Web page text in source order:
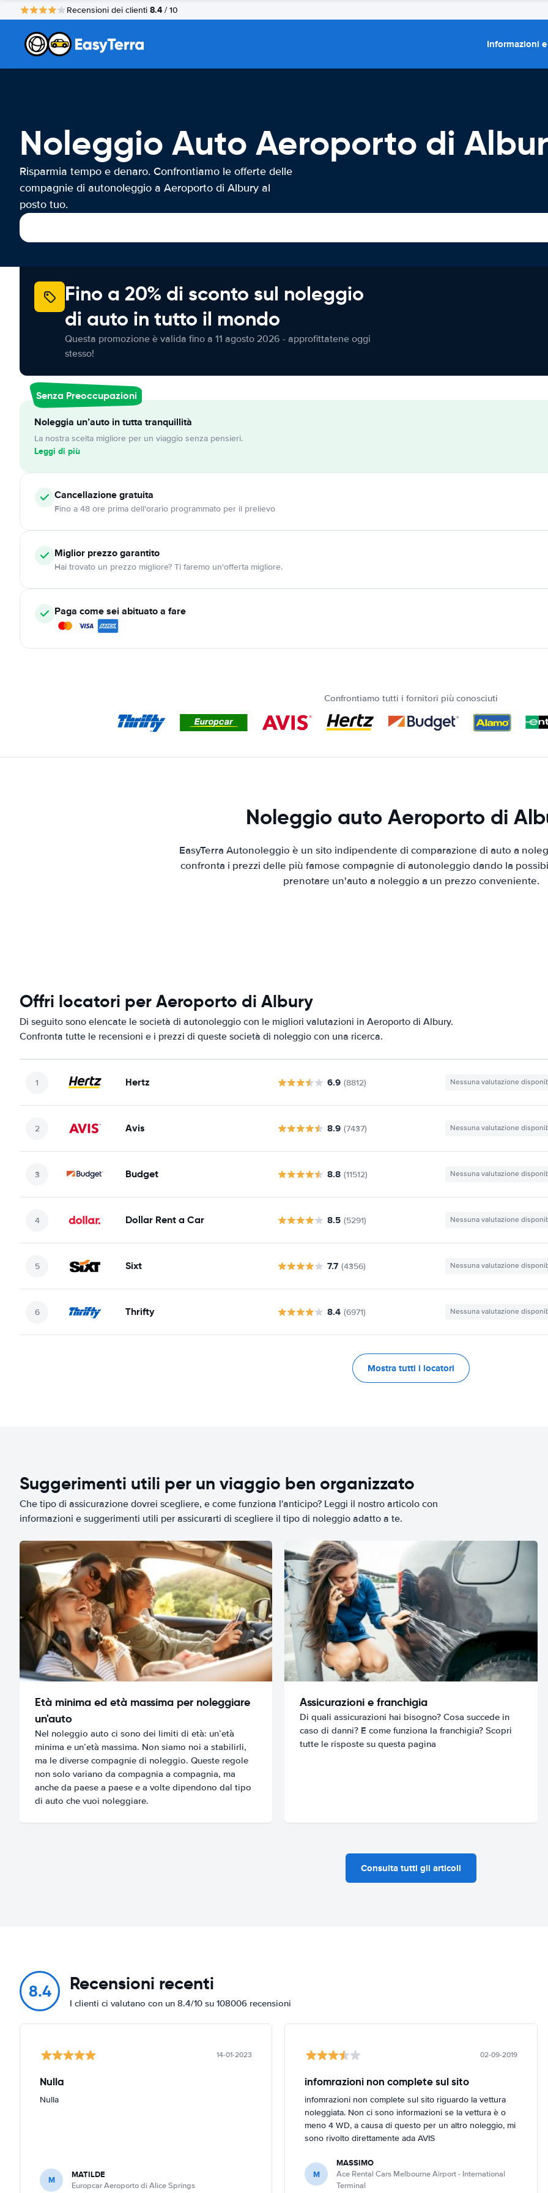
Recensioni dei clienti 8.4 / 10
Informazioni
Noleggio Auto Aeroporto di
Risparmia tempo e denaro. Confrontiamo le offerte delle
compagnie di autonoleggio a Aeroporto di Albury al
posto tuo.
Fino a 20% di sconto sul noleggio
di auto in tutto il mondo
Questa promozione è valida fino a 11 agosto 2026 - approfittatene oggi
stesso!
Senza Preoccupazioni
Noleggia un’auto in tutta tranquillità
La nostra scelta migliore per un viaggio senza pensieri.
Leggi di più
Cancellazionegratuita
Fino a 48 ore prima dell'orario programmato per il prelievo
Miglior prezzo garantito
Hai trovato un prezzo migliore? Ti faremo un'offerta migliore.
Paga come sei abituato a fare
Confrontiamo tutti i fornitori più conosciuti
Noleggio auto Aeroporto di
EasyTerra Autonoleggio è un sito indipendente di comparazione di auto a
confronta i prezzi delle più famose compagnie di autonoleggio dando la
prenotare un'auto a noleggio a un prezzo conveniente.
Offri locatori per Aeroporto di Albury
Di seguito sono elencate le società di autonoleggio con le migliori valutazioni in Aeroporto di Albury.
Confronta tutte le recensioni e i prezzi di queste società di noleggio con una ricerca.
Hertz 6.9 (8812) Nessuna valutazione
Avis 8.9 (7437) Nessuna valutazione
Budget 8.8 (11512) Nessuna valutazione
Dollar Rent a Car 8.5 (5291) Nessuna valutazione
Sixt 7.7 (4356) Nessuna valutazione
Thrifty 8.4 (6971) Nessuna valutazione
Mostra tutti i locatori
Suggerimenti utili per un viaggio ben organizzato
Che tipo di assicurazione dovrei scegliere, e come funziona l'anticipo? Leggi il nostro articolo con
informazioni e suggerimenti utili per assicurarti di scegliere il tipo di noleggio adatto a te.
Età minima ed età massima per noleggiare
un'auto
Nel noleggio auto ci sono dei limiti di età: un’età
minima e un’età massima. Non siamo noi a stabilirli,
ma le diverse compagnie di noleggio. Queste regole
non solo variano da compagnia a compagnia, ma
anche da paese a paese e a volte dipendono dal tipo
di auto che vuoi noleggiare.
Assicurazioni e franchigia
Di quali assicurazioni hai bisogno? Cosa succede in
caso di danni? E come funziona la franchigia? Scopri
tutte le risposte su questa pagina
Consulta tutti gli articoli
8.4 Recensioni recenti
I clienti ci valutano con un 8.4/10 su 108006 recensioni
14-01-2023
Nulla
Nulla
M MATILDE
Europcar Aeroporto di Alice Springs
02-09-2019
infomrazioni non complete sul sito
infomrazioni non complete sul sito riguardo la vettura
noleggiata. Non ci sono informazioni se la vettura è o
meno 4 WD, a causa di questo per un altro noleggio, mi
sono rivolto direttamente ada AVIS
M
MASSIMO
Ace Rental Cars Melbourne Airport - International
Terminal